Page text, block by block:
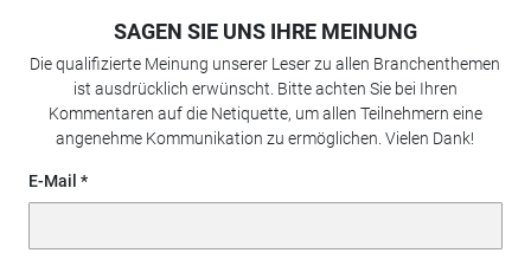
SAGEN SIE UNS IHRE MEINUNG
Die qualifizierte Meinung unserer Leser zu allen Branchenthemen
ist ausdrücklich erwünscht. Bitte achten Sie bei Ihren
Kommentaren auf die Netiquette, um allen Teilnehmern eine
angenehme Kommunikation zu ermöglichen. Vielen Dank!
E-Mail